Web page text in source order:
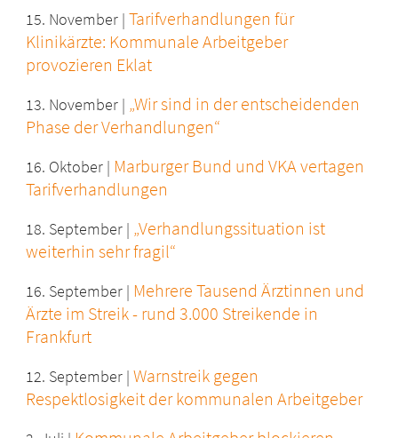
15. November |Tarifverhandlungen für
Klinikärzte: Kommunale Arbeitgeber
provozieren Eklat
13. November | „Wir sind in der entscheidenden
Phase der Verhandlungen“
16. Oktober | Marburger Bund und VKA vertagen
Tarifverhandlungen
18. September | „Verhandlungssituation ist
weiterhin sehr fragil“
16. September | Mehrere Tausend Ärztinnen und
Ärzte im Streik - rund 3.000 Streikende in
Frankfurt
12. September |Warnstreik gegen
Respektlosigkeit der kommunalen Arbeitgeber